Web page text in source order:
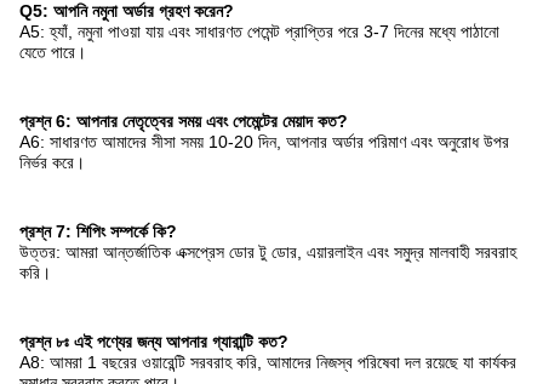
Q5: আপনি নমুনা অর্ডার গ্রহণ করেন?
A5: হ্যাঁ, নমুনা পাওয়া যায় এবং সাধারণত পেমেন্ট প্রাপ্তির পরে 3-7 দিনের মধ্যে পাঠানো
যেতে পারে।
প্রশ্ন 6: আপনার নেতৃত্বের সময় এবং পেমেন্টের মেয়াদ কত?
A6: সাধারণত আমাদের সীসা সময় 10-20 দিন, আপনার অর্ডার পরিমাণ এবং অনুরোধ উপর
নির্ভর করে।
প্রশ্ন 7: শিপিং সম্পর্কে কি?
উত্তর: আমরা আন্তর্জাতিক এক্সপ্রেস ডোর টু ডোর, এয়ারলাইন এবং সমুদ্র মালবাহী সরবরাহ
করি।
প্রশ্ন ৮ঃ এই পণ্যের জন্য আপনার গ্যারান্টি কত?
A8: আমরা 1 বছরের ওয়ারেন্টি সরবরাহ করি, আমাদের নিজস্ব পরিষেবা দল রয়েছে যা কার্যকর